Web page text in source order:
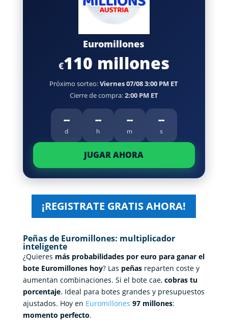
Euromillones
€110 millones
Próximo sorteo:Viernes 07/08 3:00 PM ET
Cierre de compra:2:00 PM ET
--
d
--
h
--
m
--
s
JUGAR AHORA
¡REGISTRATE GRATIS AHORA!
Peñas de Euromillones: multiplicador
inteligente
¿Quieres más probabilidades por euro para ganar el
bote Euromillones hoy? Las peñasreparten coste y
aumentan combinaciones. Si el bote cae, cobras tu
porcentaje. Ideal para botes grandes y presupuestos
ajustados. Hoy en Euromillones 97 millones:
momento perfecto.